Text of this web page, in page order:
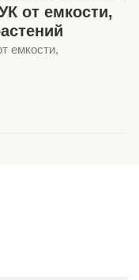
от емкости,
емкости,